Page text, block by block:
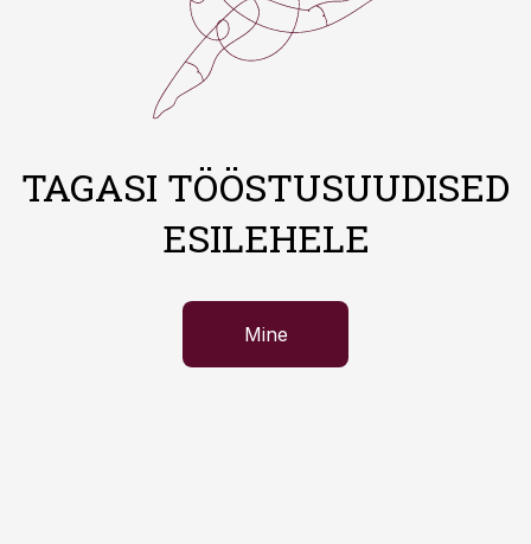
TAGASI TÖÖSTUSUUDISED
ESILEHELE
Mine